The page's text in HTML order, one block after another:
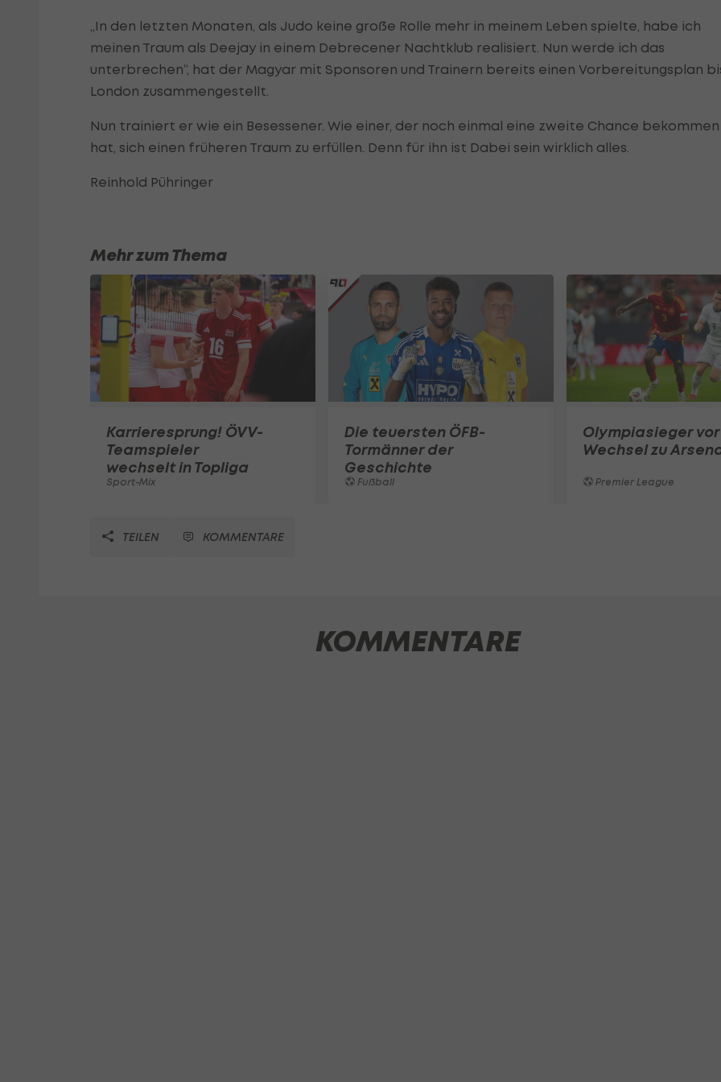
„In den letzten Monaten, als Judo keine große Rolle mehr in meinem Leben spielte, habe ich
meinen Traum als Deejay in einem Debrecener Nachtklub realisiert. Nun werde ich das
unterbrechen“, hat der Magyar mit Sponsoren und Trainern bereits einen Vorbereitungsplan
London zusammengestellt.
Nun trainiert er wie ein Besessener. Wie einer, der noch einmal eine zweite Chance bekommen
hat, sich einen früheren Traum zu erfüllen. Denn für ihn ist Dabei sein wirklich alles.
Reinhold Pühringer
Mehr zum Thema
Karrieresprung! ÖVV-
Teamspieler
wechselt in Topliga
Sport-Mix
Die teuersten ÖFB-
Tormänner der
Geschichte
Fußball
Olympiasieger vor
Wechsel zu
Premier League
TEILEN KOMMENTARE
KOMMENTARE